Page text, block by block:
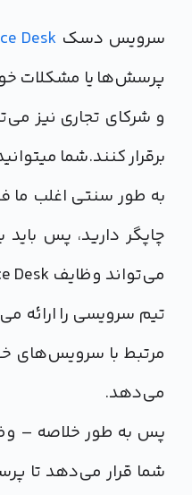
سرویس دسک Desk
پرسش‌ها یا مشکلات
برقرار کنند.شما
تیم سرویسی را ارائه
مرتبط با سرویس‌های
می‌دهد.